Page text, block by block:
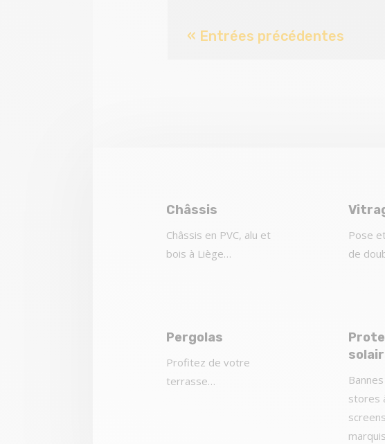
« Entrées précédentes
Châssis
Châssis en PVC, alu et
bois à Liège…
Pose
de
Pergolas
Profitez de votre
terrasse…
stores